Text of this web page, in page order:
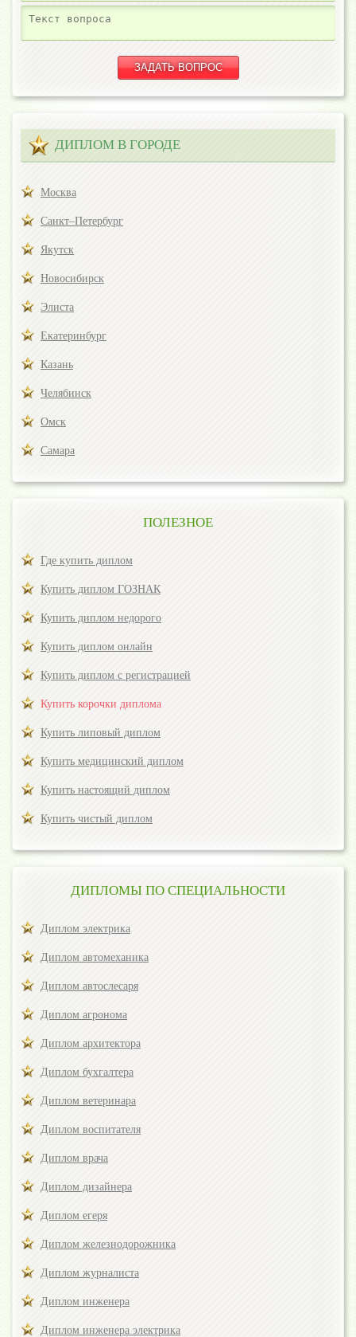
ДИПЛОМ В ГОРОДЕ
Москва
Санкт–Петербург
Якутск
Новосибирск
Элиста
Екатеринбург
Казань
Челябинск
Омск
Самара
ПОЛЕЗНОЕ
Где купить диплом
Купить диплом ГОЗНАК
Купить диплом недорого
Купить диплом онлайн
Купить диплом с регистрацией
Купить корочки диплома
Купить липовый диплом
Купить медицинский диплом
Купить настоящий диплом
Купить чистый диплом
ДИПЛОМЫ ПО СПЕЦИАЛЬНОСТИ
Диплом электрика
Диплом автомеханика
Диплом автослесаря
Диплом агронома
Диплом архитектора
Диплом бухгалтера
Диплом ветеринара
Диплом воспитателя
Диплом врача
Диплом дизайнера
Диплом егеря
Диплом железнодорожника
Диплом журналиста
Диплом инженера
Диплом инженера электрика